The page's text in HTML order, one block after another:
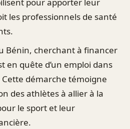
pour apporter leur
les professionnels de santé
Bénin, cherchant à financer
en quête d’un emploi dans
démarche témoigne
des athlètes à allier à la
le sport et leur